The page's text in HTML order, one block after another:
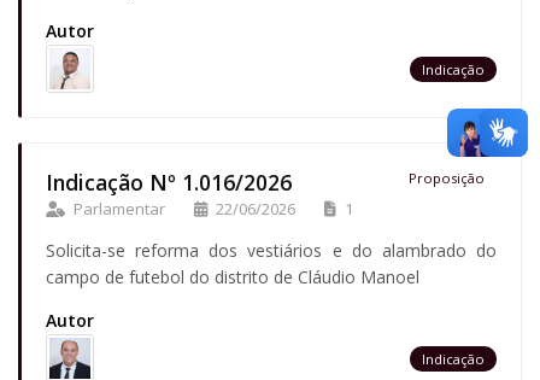
Autor
Indicação
Indicação Nº 1.016/2026 Proposição
Parlamentar 22/06/2026 1
Solicita-se reforma dos vestiários e do alambrado do
campo de futebol do distrito de Cláudio Manoel
Autor
Indicação